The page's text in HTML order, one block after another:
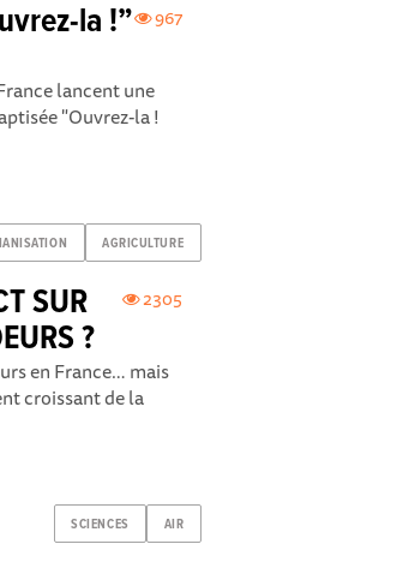
967
la !”
lancent une
"Ouvrez-la !
AGRICULTURE
2305
SUR
?
en France… mais
croissant de la
SCIENCES AIR